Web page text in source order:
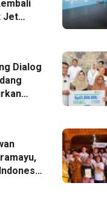
Jet
2026,
Dialog